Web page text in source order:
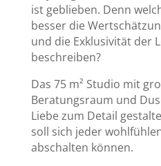
ist geblieben. Denn
besser die
und die Exklusivität der
beschreiben?
Das 75 m² Studio mit
Beratungsraum und
Liebe zum Detail
soll sich jeder
abschalten können.